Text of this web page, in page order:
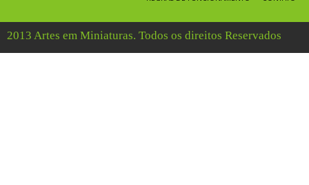
2013 Artes em Miniaturas. Todos os direitos Reservados